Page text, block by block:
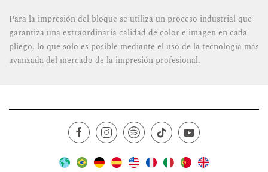
Para la impresión del bloque se utiliza un proceso industrial que
garantiza una extraordinaria calidad de color e imagen en cada
pliego, lo que solo es posible mediante el uso de la tecnología más
avanzada del mercado de la impresión profesional.